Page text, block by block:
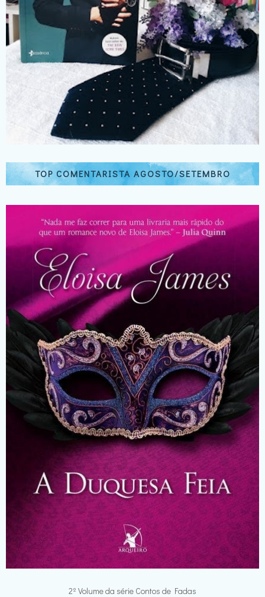
TOP COMENTARISTA AGOSTO/SETEMBRO
2º Volume da série Contos de Fadas